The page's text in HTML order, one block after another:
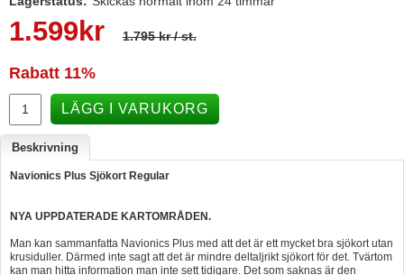
1.599 kr 1.795 kr/ st.
Rabatt 11%
LÄGG I VARUKORG
Beskrivning
Navionics Plus Sjökort Regular
NYA UPPDATERADE KARTOMRÅDEN.
Man kan sammanfatta Navionics Plus med att det är ett mycket bra sjökort utan
krusiduller. Därmed inte sagt att det är mindre deltaljrikt sjökort för det. Tvärtom
kan man hitta information man inte sett tidigare. Det som saknas är den